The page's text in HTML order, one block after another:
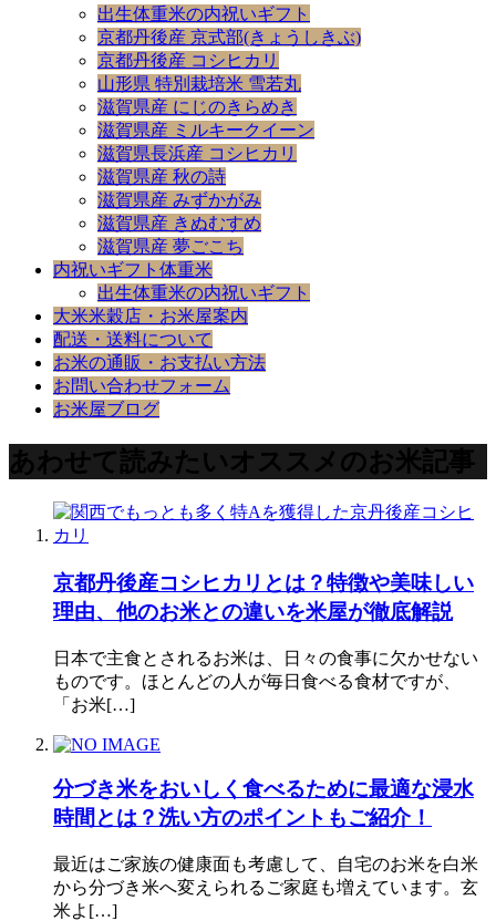
出生体重米の内祝いギフト
京都丹後産 京式部(きょうしきぶ)
京都丹後産 コシヒカリ
山形県 特別栽培米 雪若丸
滋賀県産 にじのきらめき
滋賀県産 ミルキークイーン
滋賀県長浜産 コシヒカリ
滋賀県産 秋の詩
滋賀県産 みずかがみ
滋賀県産 きぬむすめ
滋賀県産 夢ごこち
内祝いギフト体重米
出生体重米の内祝いギフト
大米米穀店・お米屋案内
配送・送料について
お米の通販・お支払い方法
お問い合わせフォーム
お米屋ブログ
あわせて読みたいオススメのお米記事
京都丹後産コシヒカリとは？特徴や美味しい
理由、他のお米との違いを米屋が徹底解説
日本で主食とされるお米は、日々の食事に欠かせない
ものです。ほとんどの人が毎日食べる食材ですが、
「お米[…]
分づき米をおいしく食べるために最適な浸水
時間とは？洗い方のポイントもご紹介！
最近はご家族の健康面も考慮して、自宅のお米を白米
から分づき米へ変えられるご家庭も増えています。玄
米よ[…]